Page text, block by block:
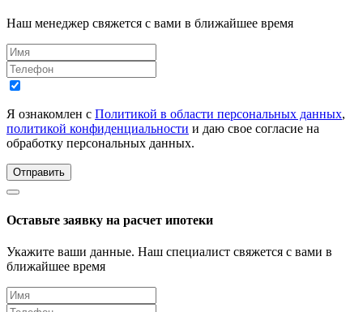
Наш менеджер свяжется с вами в ближайшее время
Я ознакомлен с Политикой в области персональных данных,
политикой конфиденциальности и даю свое согласие на
обработку персональных данных.
Отправить
Оставьте заявку на расчет ипотеки
Укажите ваши данные. Наш специалист свяжется с вами в
ближайшее время